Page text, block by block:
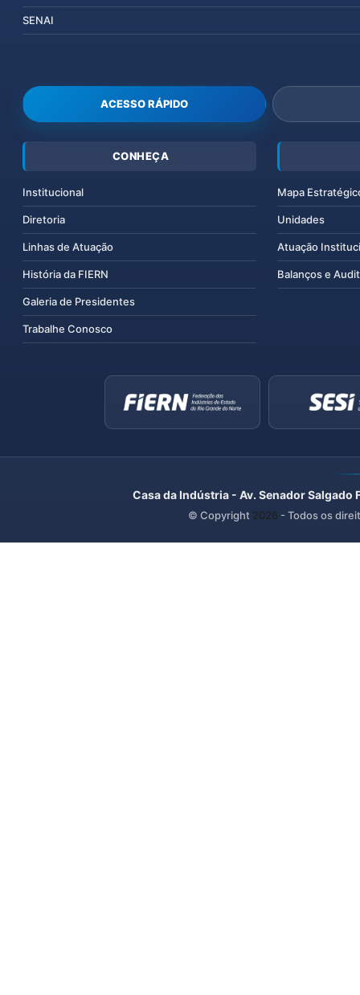
SENAI
ACESSO RÁPIDO
CONHEÇA
Institucional
Diretoria
Linhas de Atuação
História da FIERN
Galeria de Presidentes
Trabalhe Conosco
Mapa
Unidades
Atuação
Balanços e
Casa da Indústria - Av. Senador
© Copyright 2026 - Todos os